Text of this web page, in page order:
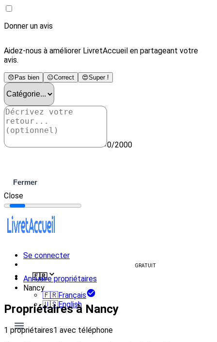
Donner un avis
Aidez-nous à améliorer LivretAccueil en partageant votre
avis.
😞 Pas bien 😐Correct 😍Super !
0/2000
Fermer
Close
Se connecter
GRATUIT
🇫🇷
🇫🇷Français
🇺🇸English
Annuaire propriétaires
Nancy
Propriétaires à Nancy
1 propriétaires1 avec téléphone